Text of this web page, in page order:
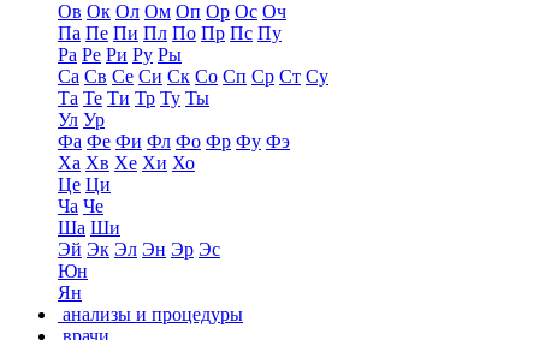
Ов Ок Ол Ом Оп Ор Ос Оч
Па Пе Пи Пл По Пр Пс Пу
Ра Ре Ри Ру Ры
Са Св Се Си Ск Со Сп Ср Ст Су
Та Те Ти Тр Ту Ты
Ул Ур
Фа Фе Фи Фл Фо Фр Фу Фэ
Ха Хв Хе Хи Хо
Це Ци
Ча Че
Ша Ши
Эй Эк Эл Эн Эр Эс
Юн
Ян
анализы и процедуры
врачи